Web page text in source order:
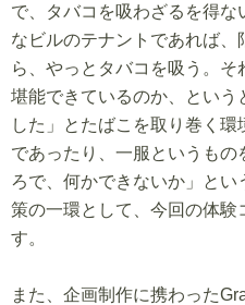
で、タバコを吸わざるを得な
なビルのテナントであれば
ら、やっとタバコを吸う。
堪能できているのか、という
した」とたばこを取り巻く
であったり、一服というもの
ろで、何かできないか」と
策の一環として、今回の体
す。
また、企画制作に携わった